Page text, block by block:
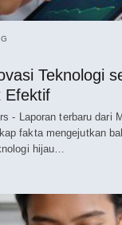
Teknologi
Efektif
- Laporan terbaru dari
fakta mengejutkan
hijau…